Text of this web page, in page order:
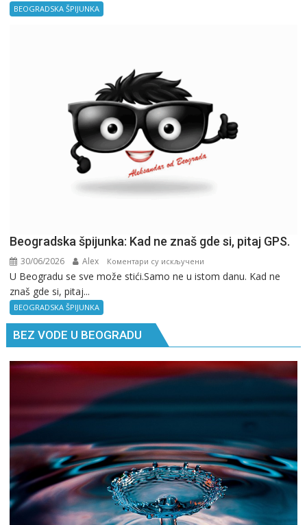
BEOGRADSKA ŠPIJUNKA
Beogradska špijunka: Kad ne znaš gde si, pitaj GPS.
30/06/2026 Alex Коментари су искључени
Beogradska
gde
si,
U Beogradu se sve može stići.Samo ne u istom danu. Kad ne
znaš gde si, pitaj...
BEOGRADSKA ŠPIJUNKA
BEZ VODE U BEOGRADU